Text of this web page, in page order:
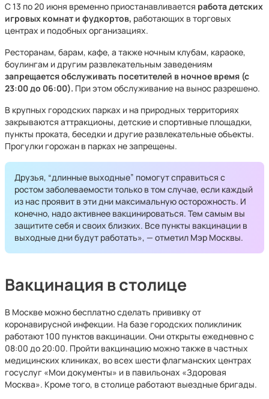
С 13 по 20 июня временно приостанавливается работа детских
игровых комнат и фудкортов, работающих в торговых
центрах и подобных организациях.
Ресторанам, барам, кафе, а также ночным клубам, караоке,
боулингам и другим развлекательным заведениям
запрещается обслуживать посетителей в ночное время (с
23:00 до 06:00). При этом обслуживание на вынос разрешено.
В крупных городских парках и на природных территориях
закрываются аттракционы, детские и спортивные площадки,
пункты проката, беседки и другие развлекательные объекты.
Прогулки горожан в парках не запрещены.
Друзья, “длинные выходные” помогут справиться с
ростом заболеваемости только в том случае, если каждый
из нас проявит в эти дни максимальную осторожность. И
конечно, надо активнее вакцинироваться. Тем самым вы
защитите себя и своих близких. Все пункты вакцинации в
выходные дни будут работать», — отметил Мэр Москвы.
Вакцинация в столице
В Москве можно бесплатно сделать прививку от
коронавирусной инфекции. На базе городских поликлиник
работают 100 пунктов вакцинации. Они открыты ежедневно с
08:00 до 20:00. Пройти вакцинацию можно также в частных
медицинских клиниках, во всех шести флагманских центрах
госуслуг «Мои документы» и в павильонах «Здоровая
Москва». Кроме того, в столице работают выездные бригады.